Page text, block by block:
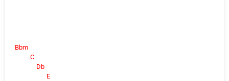
Bbm
C
Db
E